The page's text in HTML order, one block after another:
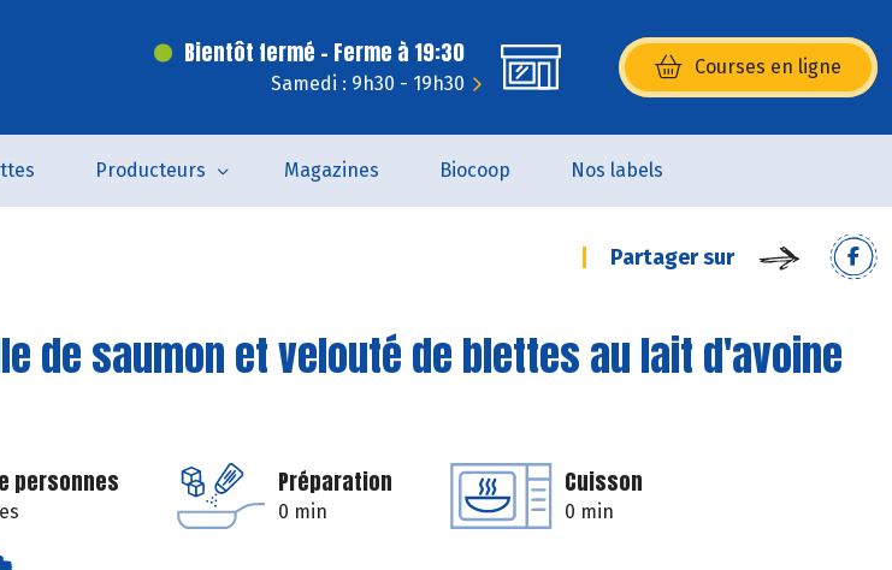
Bientôt fermé - Ferme à 19:30
Samedi : 9h30 - 19h30
Courses en ligne
(s’ouvre dans une nouvelle
Producteurs Magazines Biocoop Nos labels
Partager sur
de saumon et velouté de blettes au lait d'avoine
personnes Préparation
0 min
Cuisson
0 min